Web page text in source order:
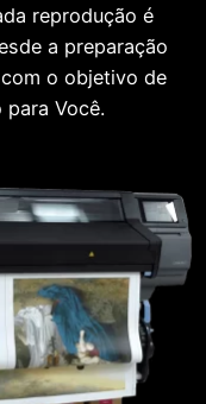
reprodução é
a preparação
o objetivo de
Você.